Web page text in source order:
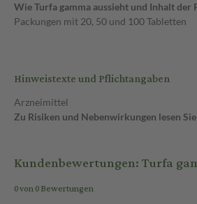
Wie Turfa gamma aussieht und Inhalt der
Packungen mit 20, 50 und 100 Tabletten
Hinweistexte und Pflichtangaben
Arzneimittel
Zu Risiken und Nebenwirkungen lesen
Kundenbewertungen: Turfa
0 von 0 Bewertungen